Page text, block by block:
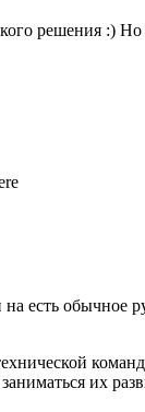
решения :) Но
на есть обычное
их